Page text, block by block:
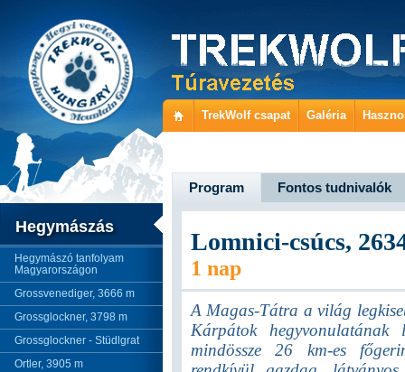
TrekWolf csapat Galéria
Hegymászás
Hegymászó tanfolyam
Magyarországon
Grossvenediger, 3666 m
Grossglockner, 3798 m
Grossglockner - Stüdlgrat
Ortler, 3905 m
Program Fontos tudnivalók
Lomnici-csúcs,
1 nap
A Magas-Tátra a világ
Kárpátok
mindössze 26 km-es